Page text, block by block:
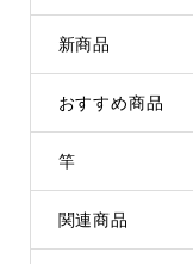
新商品
おすすめ商品
竿
関連商品